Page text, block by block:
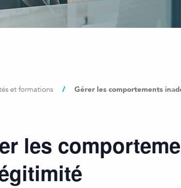
et formations / Gérer les comportements
les